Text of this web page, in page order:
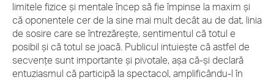
limitele fizice și mentale încep să fie împinse la maxim și
că oponentele cer de la sine mai mult decât au de dat, linia
de sosire care se întrezărește, sentimentul că totul e
posibil și că totul se joacă. Publicul intuiește că astfel de
secvențe sunt importante și pivotale, așa că-și declară
entuziasmul că participă la spectacol, amplificându-l în